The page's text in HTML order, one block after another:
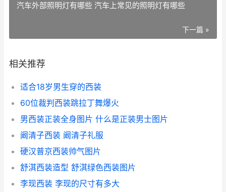
汽车外部照明灯有哪些 汽车上常见的照明灯有哪些
下一篇 »
相关推荐
适合18岁男生穿的西装
60位裁判西装跳拉丁舞爆火
男西装正装全身图片 什么是正装男士图片
阚清子西装 阚清子礼服
硬汉普京西装帅气图片
舒淇西装造型 舒淇绿色西装图片
李现西装 李现的尺寸有多大